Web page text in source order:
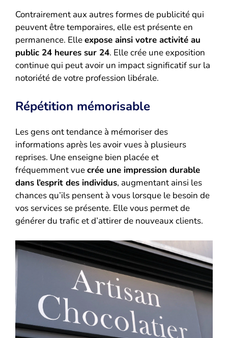
Contrairement aux autres formes de publicité qui
peuvent être temporaires, elle est présente en
permanence. Elleexpose ainsi votre activité au
public 24 heures sur 24. Elle crée une exposition
continue qui peut avoir un impact significatif sur la
notoriété de votre profession libérale.
Répétition mémorisable
Les gens ont tendance à mémoriser des
informations après les avoir vues à plusieurs
reprises. Une enseigne bien placée et
fréquemment vuecrée une impression durable
dans l’esprit des individus, augmentant ainsi les
chances qu’ils pensent à vous lorsque le besoin de
vos services se présente. Elle vous permet de
générer du trafic et d’attirer de nouveaux clients.